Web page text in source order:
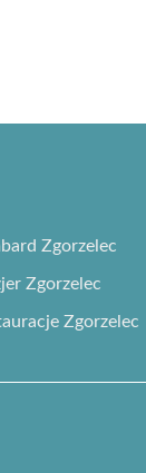
Zgorzelec
Zgorzelec
Zgorzelec